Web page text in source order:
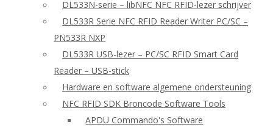
DL533N-serie – libNFC NFC RFID-lezer schrijver
DL533R Serie NFC RFID Reader Writer PC/SC –
PN533R NXP
DL533R USB-lezer – PC/SC RFID Smart Card
Reader – USB-stick
Hardware en software algemene ondersteuning
NFC RFID SDK Broncode Software Tools
APDU Commando's Software